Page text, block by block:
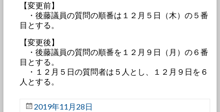
【変更前】
・後藤議員の質問の順番は１２月５日（木）の５番
目とする。
【変更後】
・後藤議員の質問の順番を１２月９日（月）の６番
目とする。
・１２月５日の質問者は５人とし、１２月９日を６
人とする。
2019年11月28日